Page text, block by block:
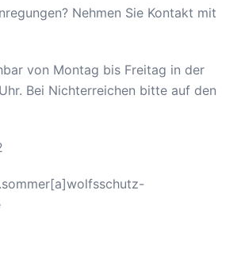
Nehmen Sie Kontakt mit
von Montag bis Freitag in der
Bei Nichterreichen bitte auf den